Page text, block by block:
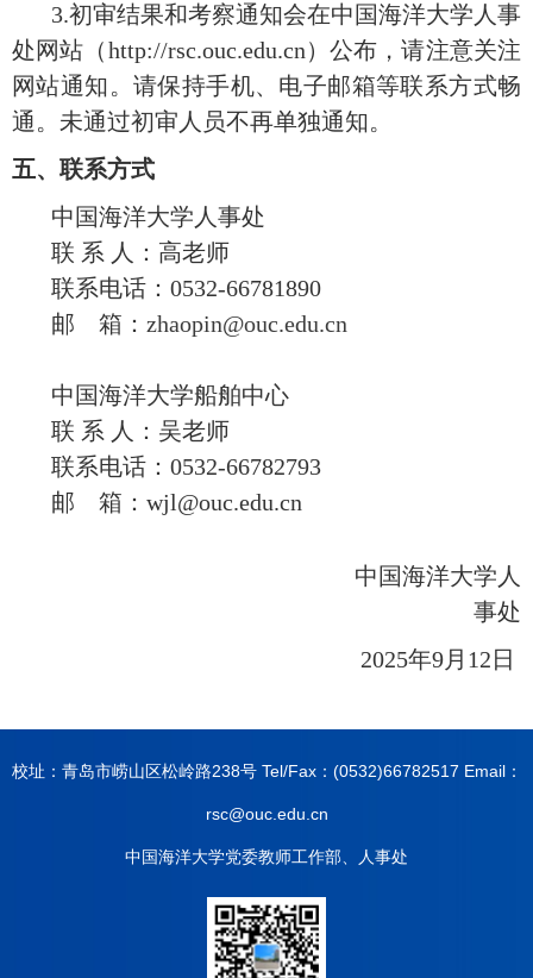
3.初审结果和考察通知会在中国海洋大学人事
处网站（http://rsc.ouc.edu.cn）公布，请注意关注
网站通知。请保持手机、电子邮箱等联系方式畅
通。未通过初审人员不再单独通知。
五、联系方式
中国海洋大学人事处
联 系 人：高老师
联系电话： 0532-66781890
邮
箱： zhaopin@ouc.edu.cn
中国海洋大学船舶中心
联 系 人：吴老师
联系电话： 0532-66782793
邮
箱： wjl@ouc.edu.cn
中国海洋大学人
事处
2025年9月 12 日
校址：青岛市崂山区松岭路238号 Tel/Fax：(0532)66782517 Email：
rsc@ouc.edu.cn
中国海洋大学党委教师工作部、人事处